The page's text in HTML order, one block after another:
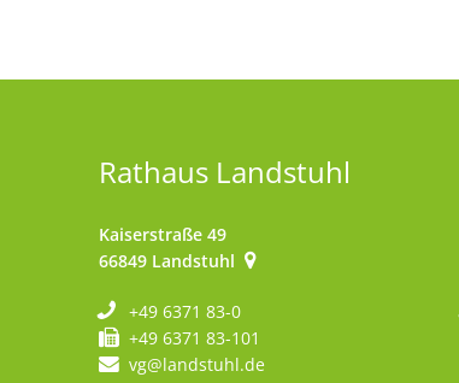
Rathaus Landstuhl
Kaiserstraße 49
66849 Landstuhl
+49 6371 83-0
+49 6371 83-101
vg@landstuhl.de